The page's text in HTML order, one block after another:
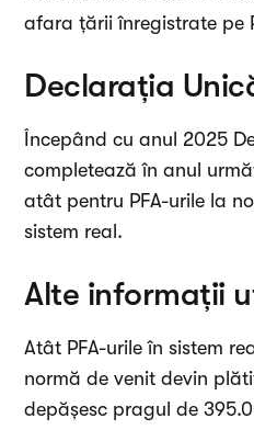
afara țării înregistrate pe
Declarația
Începând cu anul 2025
completează în anul
atât pentru PFA-urile la
sistem real.
Alte informații
Atât PFA-urile în sistem
normă de venit devin
depășesc pragul de